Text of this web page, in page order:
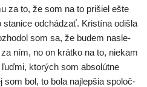
za to, že som na to pri­šiel ešte
sta­ni­ce odchá­dzať. Kristína odiš­la
som sa, že budem nasle­
ním, no on krát­ko na to, nie­kam
kto­rých som abso­lút­ne
som bol, to bola naj­lep­šia spo­loč­